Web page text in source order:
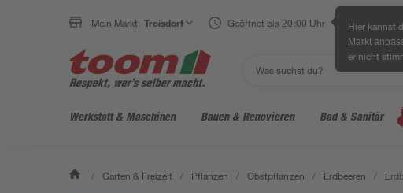
Mein Markt: Troisdorf Geöffnet bis 20:00 Uhr Hier kannst
Markt
er nicht
Werkstatt & Maschinen Bauen & Renovieren Bad & Sanitär
/ Garten & Freizeit / Pflanzen / Obstpflanzen / Erdbeeren /